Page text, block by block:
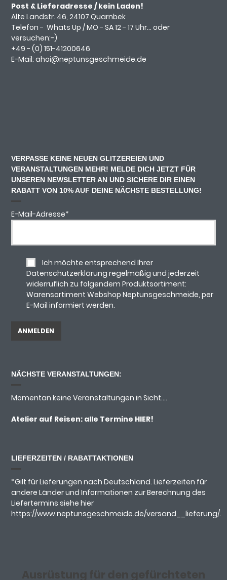
Post & Lieferadresse / kein Laden!
Alte Landstr. 46, 24107 Quarnbek
Telefon -Whats Up / MO - SA 12 - 17 Uhr... oder
versuchen:-)
+49 - (0)151-41200646
E-Mail:ahoi@neptunsgeschmeide.de
VERPASSE KEINE NEUEN GLITZEREIEN UND
VERANSTALTUNGEN MEHR! MELDE DICH JETZT FÜR
UNSEREN NEWSLETTER AN UND SICHERE DIR EINEN
RABATT VON 10% AUF DEINE NÄCHSTE BESTELLUNG!
E-Mail-Adresse*
Ich möchte entsprechend Ihrer
Datenschutzerklärung regelmäßig und jederzeit
widerruflich zu folgendem Produktsortiment:
Warensortiment Webshop Neptunsgeschmeide, per
E-Mail informiert werden.
NÄCHSTE VERANSTALTUNGEN:
Momentan keine Veranstaltungen in Sicht....
Atelier auf Reisen: alle Termine HIER!
LIEFERZEITEN / RABATTAKTIONEN
*Gilt für Lieferungen nach Deutschland. Lieferzeiten für
andere Länder und Informationen zur Berechnung des
Liefertermins siehe hier
https://www.neptunsgeschmeide.de/versand__lieferung/.
Ausrüstung für den gefürchteten